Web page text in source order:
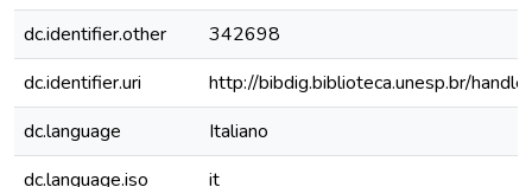
dc.identifier.other
342698
dc.identifier.uri
http://bibdig.biblioteca.unesp.br/
dc.language
Italiano
dc.language.iso
it